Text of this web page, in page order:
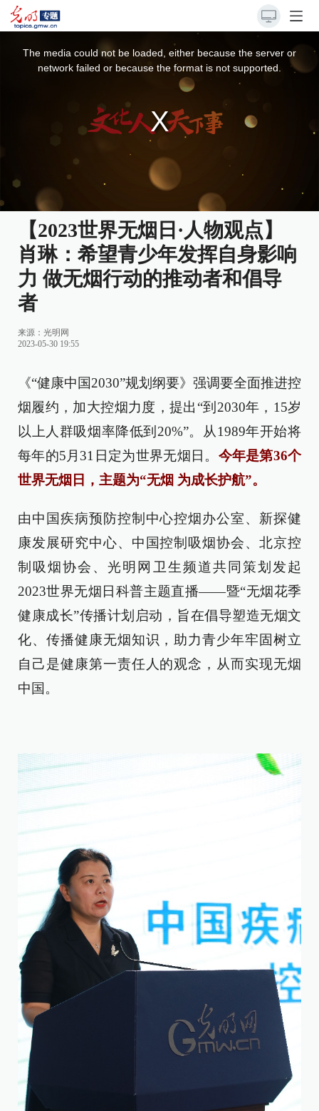
The media could not be loaded, either because the server or
network failed or because the format is not supported.
【2023世界无烟日·人物观点】
肖琳：希望青少年发挥自身影响
力 做无烟行动的推动者和倡导
者
来源： 光明网
2023-05-30 19:55
《“健康中国2030”规划纲要》强调要全面推进控
烟履约，加大控烟力度，提出“到2030年，15岁
以上人群吸烟率降低到20%”。从1989年开始将
每年的5月31日定为世界无烟日。 今年是第36个
世界无烟日，主题为“无烟 为成长护航”。
由中国疾病预防控制中心控烟办公室、新探健
康发展研究中心、中国控制吸烟协会、北京控
制吸烟协会、光明网卫生频道共同策划发起
2023世界无烟日科普主题直播——暨“无烟花季
健康成长”传播计划启动，旨在倡导塑造无烟文
化、传播健康无烟知识，助力青少年牢固树立
自己是健康第一责任人的观念，从而实现无烟
中国。